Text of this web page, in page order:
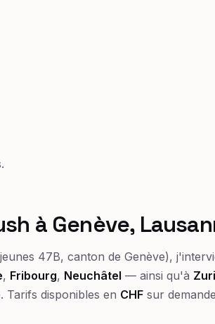
à Genève,
47B, canton de Genève),
, Fribourg, Neuchâtel — ainsi qu'à
Tarifs disponibles en CHF sur